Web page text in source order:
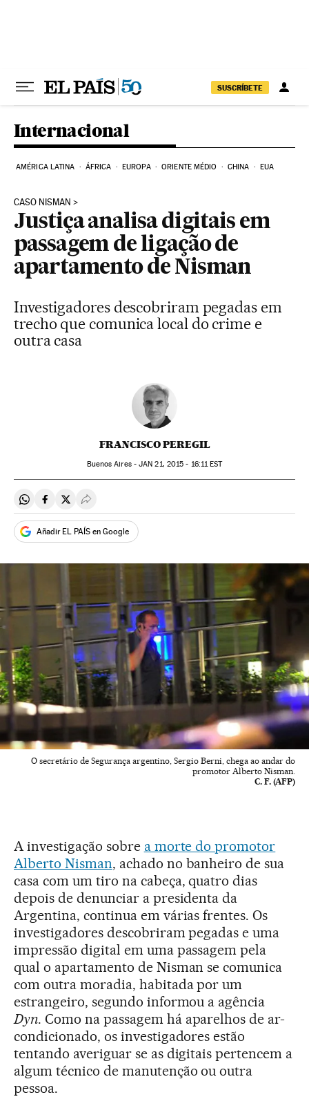
SUSCRÍBETE
Internacional
AMÉRICA LATINA ÁFRICA EUROPA ORIENTE MÉDIO CHINA EUA
CASO NISMAN
Justiça analisa digitais em
passagem de ligação de
apartamento de Nisman
Investigadores descobriram pegadas em
trecho que comunica local do crime e
outra casa
FRANCISCO PEREGIL
Buenos Aires -JAN 21, 2015 - 16:11EST
Compartir en Whatsapp
Compartir en Facebook
Compartir en Twitter
Desplegar Redes Sociales
Añadir EL PAÍS en Google
O secretário de Segurança argentino, Sergio Berni, chega ao andar do
promotor Alberto Nisman.
C. F. (AFP)
A investigação sobre a morte do promotor
Alberto Nisman, achado no banheiro de sua
casa com um tiro na cabeça, quatro dias
depois de denunciar a presidenta da
Argentina, continua em várias frentes. Os
investigadores descobriram pegadas e uma
impressão digital em uma passagem pela
qual o apartamento de Nisman se comunica
com outra moradia, habitada por um
estrangeiro, segundo informou a agência
Dyn. Como na passagem há aparelhos de ar-
condicionado, os investigadores estão
tentando averiguar se as digitais pertencem a
algum técnico de manutenção ou outra
pessoa.